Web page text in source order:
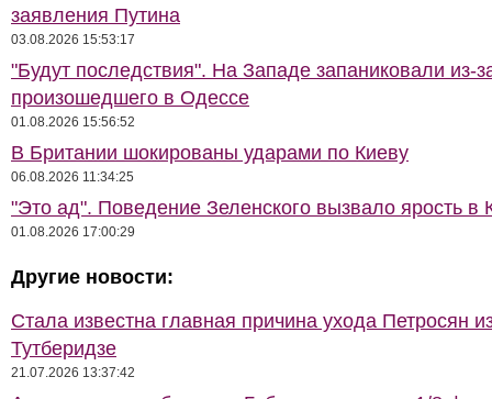
заявления Путина
03.08.2026 15:53:17
"Будут последствия". На Западе запаниковали из-
произошедшего в Одессе
01.08.2026 15:56:52
В Британии шокированы ударами по Киеву
06.08.2026 11:34:25
"Это ад". Поведение Зеленского вызвало ярость в
01.08.2026 17:00:29
Другие новости:
Стала известна главная причина ухода Петросян
Тутберидзе
21.07.2026 13:37:42